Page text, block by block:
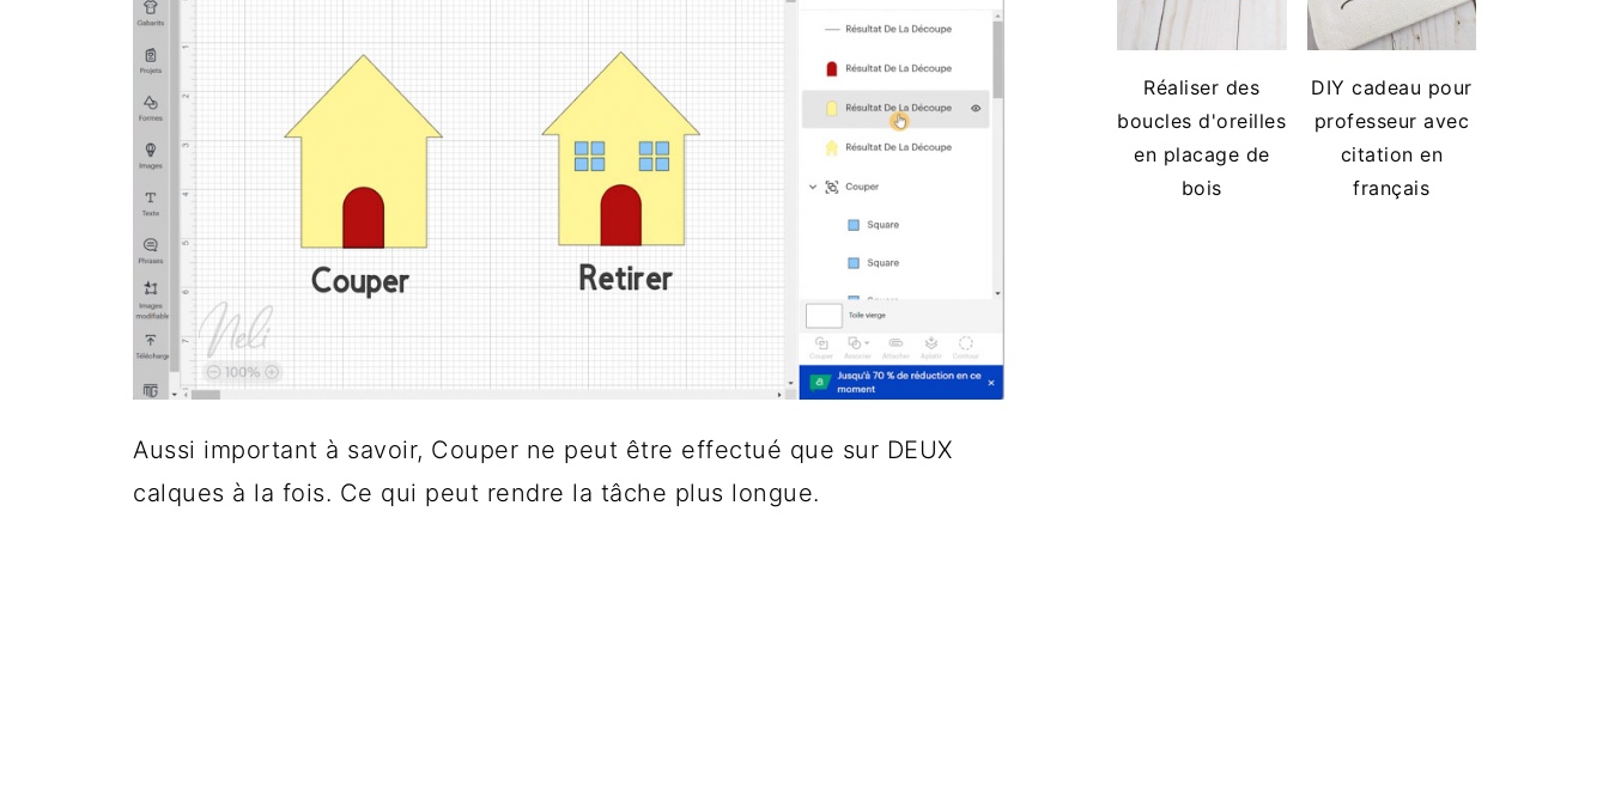
Aussi important à savoir, Couper ne peut être effectué que sur DEUX
calques à la fois. Ce qui peut rendre la tâche plus longue.
Réaliser des
boucles d'oreilles
en placage de
bois
DIY cadeau pour
professeur avec
citation en
français